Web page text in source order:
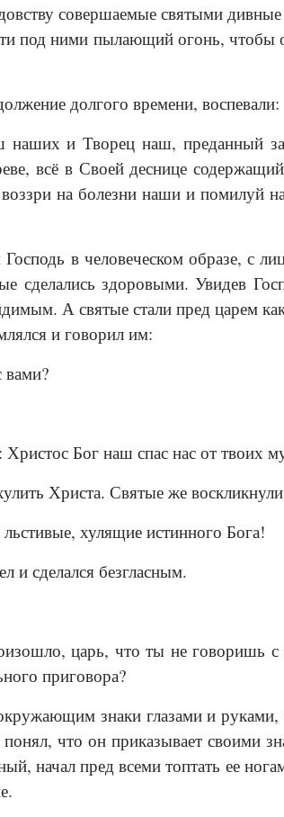
совершаемые святыми
под ними пылающий огонь,
долгого времени, воспевали:
и Творец наш, преданный
всё в Своей деснице
воззри на болезни наши и
в человеческом образе, с
сделались здоровыми. Увидев
А святые стали пред царем
и говорил им:
Бог наш спас нас от твоих
Христа. Святые же
хулящие истинного Бога!
и сделался безгласным.
царь, что ты не говоришь с
приговора?
знаки глазами и
что он приказывает своими
начал пред всеми топтать ее